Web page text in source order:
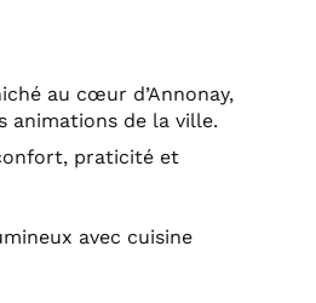
au cœur d’Annonay,
animations de la ville.
praticité et
avec cuisine